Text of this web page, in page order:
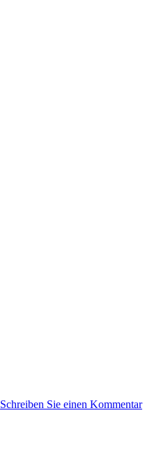
Schreiben Sie einen Kommentarzu